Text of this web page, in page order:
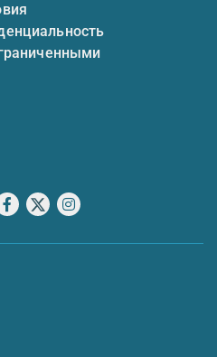
Facebook
X Instagram